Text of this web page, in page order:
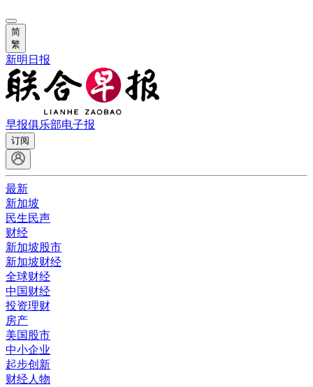
简
繁
新明日报
早报俱乐部电子报
订阅
最新
新加坡
民生民声
财经
新加坡股市
新加坡财经
全球财经
中国财经
投资理财
房产
美国股市
中小企业
起步创新
财经人物